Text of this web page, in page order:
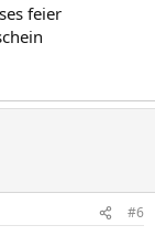
feier
#6